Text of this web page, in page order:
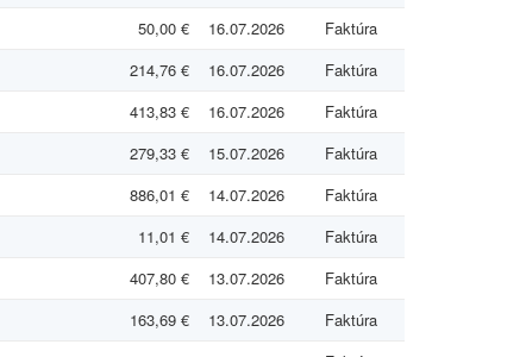
50,00 € 16.07.2026
Faktúra
214,76 € 16.07.2026
Faktúra
413,83 € 16.07.2026
Faktúra
279,33 € 15.07.2026
Faktúra
886,01 € 14.07.2026
Faktúra
11,01 € 14.07.2026
Faktúra
407,80 € 13.07.2026
Faktúra
163,69 € 13.07.2026
Faktúra